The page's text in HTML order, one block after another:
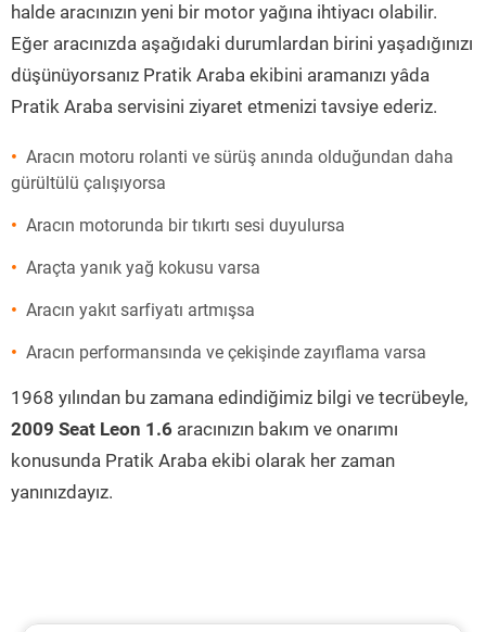
halde aracınızın yeni bir motor yağına ihtiyacı olabilir.
Eğer aracınızda aşağıdaki durumlardan birini yaşadığınızı
düşünüyorsanız Pratik Araba ekibini aramanızı yâda
Pratik Araba servisini ziyaret etmenizi tavsiye ederiz.
Aracın motoru rolanti ve sürüş anında olduğundan daha
gürültülü çalışıyorsa
Aracın motorunda bir tıkırtı sesi duyulursa
Araçta yanık yağ kokusu varsa
Aracın yakıt sarfiyatı artmışsa
Aracın performansında ve çekişinde zayıflama varsa
1968 yılından bu zamana edindiğimiz bilgi ve tecrübeyle,
2009 Seat Leon 1.6 aracınızın bakım ve onarımı
konusunda Pratik Araba ekibi olarak her zaman
yanınızdayız.